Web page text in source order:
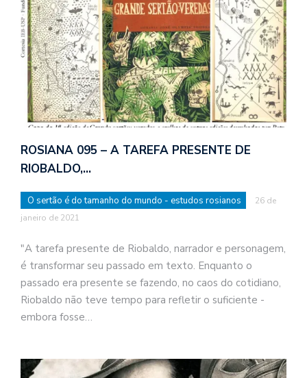
ROSIANA 095 – A TAREFA PRESENTE DE
RIOBALDO,…
O sertão é do tamanho do mundo - estudos rosianos
26 de
janeiro de 2021
"A tarefa presente de Riobaldo, narrador e personagem,
é transformar seu passado em texto. Enquanto o
passado era presente se fazendo, no caos do cotidiano,
Riobaldo não teve tempo para refletir o suficiente -
embora fosse…